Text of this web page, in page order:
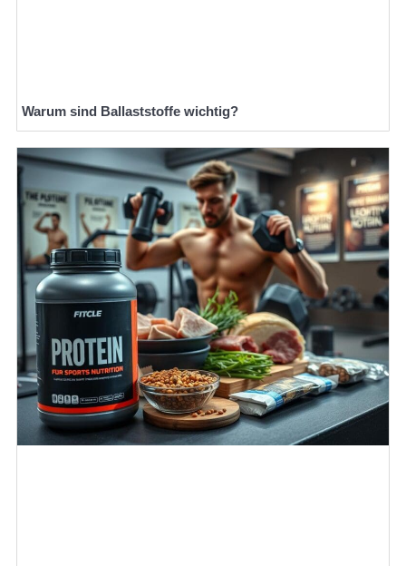
Warum sind Ballaststoffe wichtig?